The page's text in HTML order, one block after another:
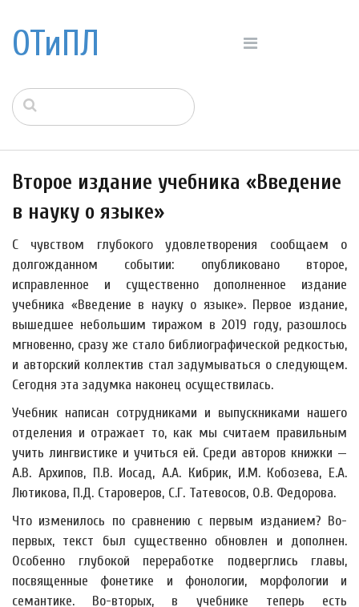
ОТиПЛ
Второе издание учебника «Введение
в науку о языке»
С чувством глубокого удовлетворения сообщаем о
долгожданном событии: опубликовано второе,
исправленное и существенно дополненное издание
учебника «Введение в науку о языке». Первое издание,
вышедшее небольшим тиражом в 2019 году, разошлось
мгновенно, сразу же стало библиографической редкостью,
и авторский коллектив стал задумываться о следующем.
Сегодня эта задумка наконец осуществилась.
Учебник написан сотрудниками и выпускниками нашего
отделения и отражает то, как мы считаем правильным
учить лингвистике и учиться ей. Среди авторов книжки —
А.В. Архипов, П.В. Иосад, А.А. Кибрик, И.М. Кобозева, Е.А.
Лютикова, П.Д. Староверов, С.Г. Татевосов, О.В. Федорова.
Что изменилось по сравнению с первым изданием? Во-
первых, текст был существенно обновлен и дополнен.
Особенно глубокой переработке подверглись главы,
посвященные фонетике и фонологии, морфологии и
семантике. Во-вторых, в учебнике теперь есть